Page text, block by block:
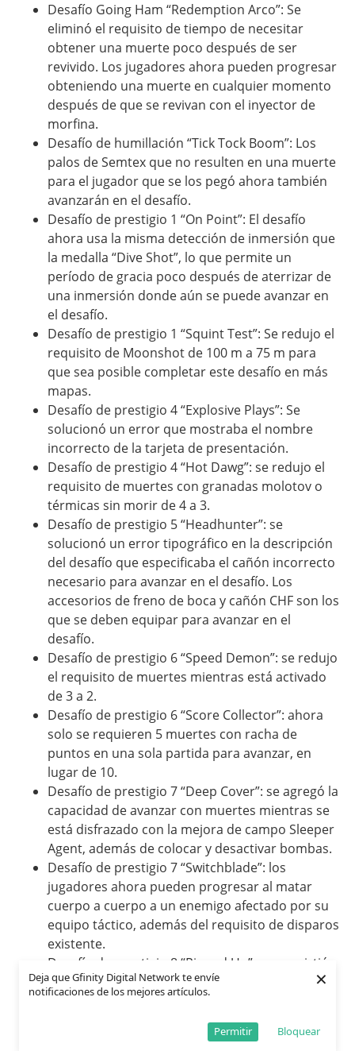
Deja que Gfinity Digital Network te envíe
notificaciones de los mejores artículos.
Bloquear
Permitir
×
Desafío Going Ham “Redemption Arco”: Se
eliminó el requisito de tiempo de necesitar
obtener una muerte poco después de ser
revivido. Los jugadores ahora pueden progresar
obteniendo una muerte en cualquier momento
después de que se revivan con el inyector de
morfina.
Desafío de humillación “Tick Tock Boom”: Los
palos de Semtex que no resulten en una muerte
para el jugador que se los pegó ahora también
avanzarán en el desafío.
Desafío de prestigio 1 “On Point”: El desafío
ahora usa la misma detección de inmersión que
la medalla “Dive Shot”, lo que permite un
período de gracia poco después de aterrizar de
una inmersión donde aún se puede avanzar en
el desafío.
Desafío de prestigio 1 “Squint Test”: Se redujo el
requisito de Moonshot de 100 m a 75 m para
que sea posible completar este desafío en más
mapas.
Desafío de prestigio 4 “Explosive Plays”: Se
solucionó un error que mostraba el nombre
incorrecto de la tarjeta de presentación.
Desafío de prestigio 4 “Hot Dawg”: se redujo el
requisito de muertes con granadas molotov o
térmicas sin morir de 4 a 3.
Desafío de prestigio 5 “Headhunter”: se
solucionó un error tipográfico en la descripción
del desafío que especificaba el cañón incorrecto
necesario para avanzar en el desafío. Los
accesorios de freno de boca y cañón CHF son los
que se deben equipar para avanzar en el
desafío.
Desafío de prestigio 6 “Speed ​​Demon”: se redujo
el requisito de muertes mientras está activado
de 3 a 2.
Desafío de prestigio 6 “Score Collector”: ahora
solo se requieren 5 muertes con racha de
puntos en una sola partida para avanzar, en
lugar de 10.
Desafío de prestigio 7 “Deep Cover”: se agregó la
capacidad de avanzar con muertes mientras se
está disfrazado con la mejora de campo Sleeper
Agent, además de colocar y desactivar bombas.
Desafío de prestigio 7 “Switchblade”: los
jugadores ahora pueden progresar al matar
cuerpo a cuerpo a un enemigo afectado por su
equipo táctico, además del requisito de disparos
existente.
Desafío de prestigio 8 “Ripped Up”: se convirtió
el desafío de medallas Guns Blazing (3 muertes
rápidas con el Chopper Gunner) a rastrear
muertes individuales con la racha de puntos del